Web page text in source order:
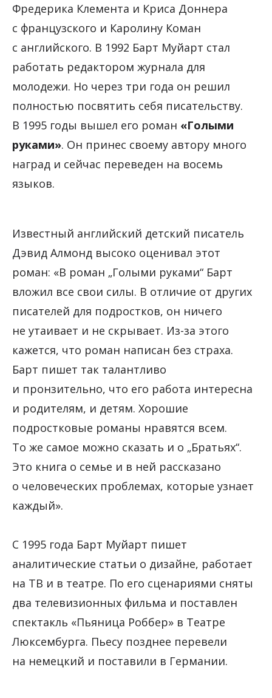
Фредерика Клемента и Криса Доннера
с французского и Каролину Коман
с английского. В 1992 Барт Муйарт стал
работать редактором журнала для
молодежи. Но через три года он решил
полностью посвятить себя писательству.
В 1995 годы вышел его роман «Голыми
руками». Он принес своему автору много
наград и сейчас переведен на восемь
языков.
Известный английский детский писатель
Дэвид Алмонд высоко оценивал этот
роман: «В роман „Голыми руками“ Барт
вложил все свои силы. В отличие от других
писателей для подростков, он ничего
не утаивает и не скрывает. Из-за этого
кажется, что роман написан без страха.
Барт пишет так талантливо
и пронзительно, что его работа интересна
и родителям, и детям. Хорошие
подростковые романы нравятся всем.
То же самое можно сказать и о „Братьях“.
Это книга о семье и в ней рассказано
о человеческих проблемах, которые узнает
каждый».
С 1995 года Барт Муйарт пишет
аналитические статьи о дизайне, работает
на ТВ и в театре. По его сценариями сняты
два телевизионных фильма и поставлен
спектакль «Пьяница Роббер» в Театре
Люксембурга. Пьесу позднее перевели
на немецкий и поставили в Германии.